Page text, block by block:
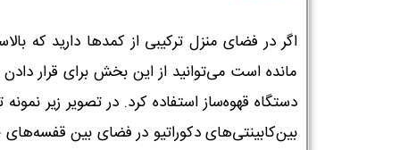
اگر در فضای منزل ترکیبی از کمدها دارید که
مانده است می‌توانید از این بخش برای قرار
دستگاه قهوه‌ساز استفاده کرد. در تصویر زیر نمونه
بین‌کابینتی‌های دکوراتیو در فضای بین